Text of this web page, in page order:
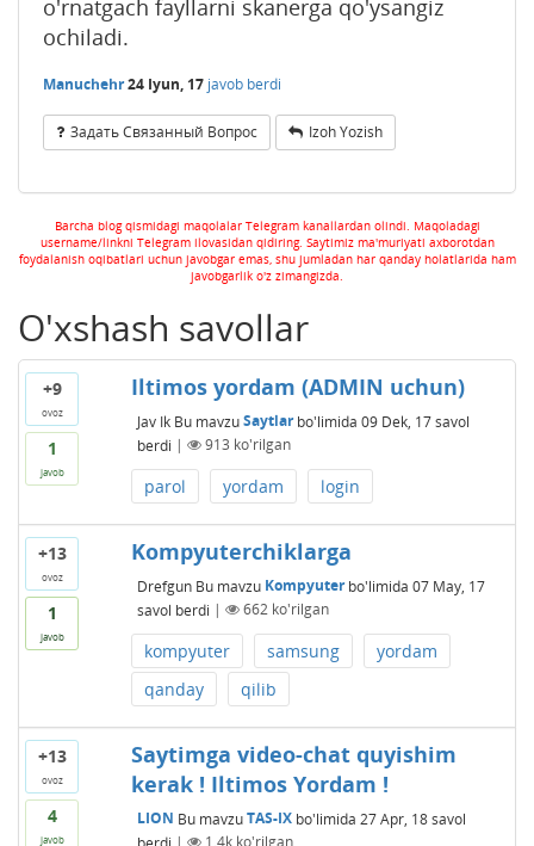
o'rnatgach fayllarni skanerga qo'ysangiz
ochiladi.
Manuchehr24 Iyun, 17 javob berdi
Задать Связанный Вопрос Izoh Yozish
Barcha blog qismidagi maqolalar Telegram kanallardan olindi. Maqoladagi
username/linkni Telegram ilovasidan qidiring. Saytimiz ma'muriyati axborotdan
foydalanish oqibatlari uchun javobgar emas, shu jumladan har qanday holatlarida ham
javobgarlik o'z zimangizda.
O'xshash savollar
+9
ovoz
1
javob
Iltimos yordam (ADMIN uchun)
Jav Ik Bu mavzuSaytlarbo'limida 09 Dek, 17 savol
berdi | 913 ko'rilgan
parol yordam login
+13
ovoz
1
javob
Kompyuterchiklarga
Drefgun Bu mavzu Kompyuterbo'limida 07 May, 17
savol berdi | 662ko'rilgan
kompyuter samsung
yordam
qanday
qilib
+13
ovoz
4
javob
Saytimga video-chat quyishim
kerak ! Iltimos Yordam !
LION Bu mavzuTAS-IXbo'limida 27 Apr, 18 savol